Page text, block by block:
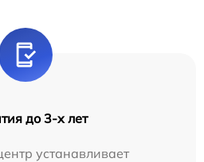
до 3-х лет
устанавливает